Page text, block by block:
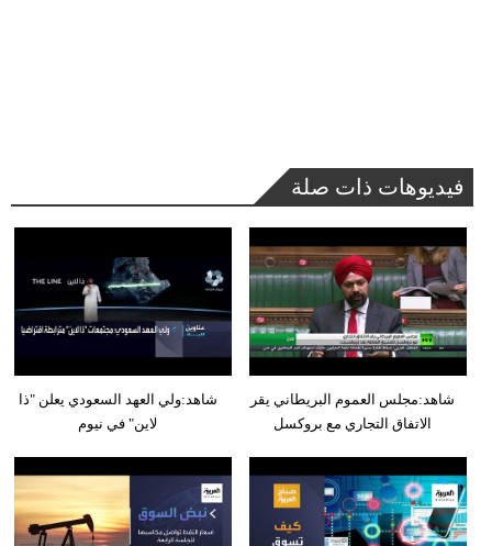
فيديوهات ذات صلة
شاهد:ولي العهد السعودي يعلن "ذا
لاين" في نيوم
شاهد:مجلس العموم البريطاني يقر
الاتفاق التجاري مع بروكسل